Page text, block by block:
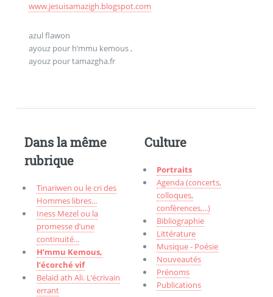
www.jesuisamazigh.blogspot.com
azul flawon
ayouz pour h’mmu kemous ,
ayouz pour tamazgha.fr
Dans la même
rubrique
Tinariwen ou le cri des
Hommes libres...
Iness Mezel ou la
promesse d’une
continuité...
H’mmu Kemous,
l’écorché vif
Belaïd ath Ali. L’écrivain
errant
Culture
Portraits
Agenda (concerts,
colloques,
confèrences,...)
Bibliographie
Littérature
Musique - Poésie
Nouveautés
Prénoms
Publications